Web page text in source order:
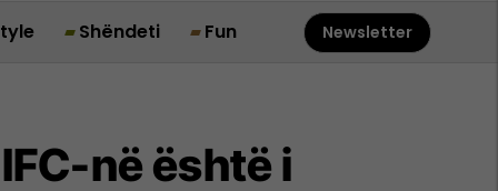
Shëndeti Fun Newsletter
në është i